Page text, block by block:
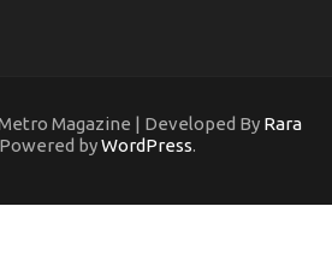
Magazine | Developed By Rara
byWordPress.